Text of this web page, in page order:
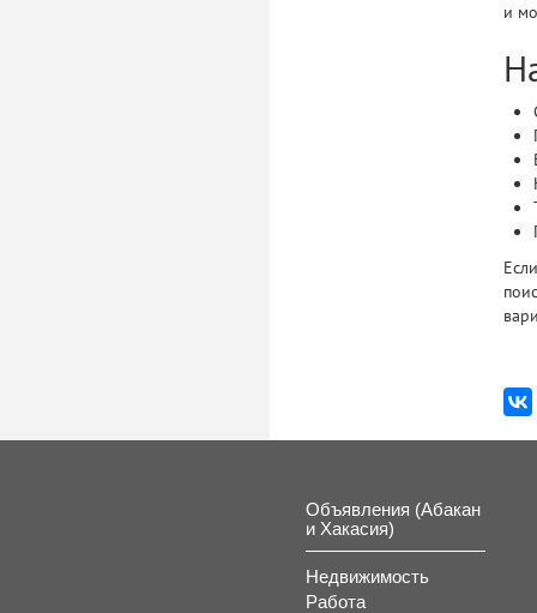
и
Объявления (Абакан
и Хакасия)
Недвижимость
Работа